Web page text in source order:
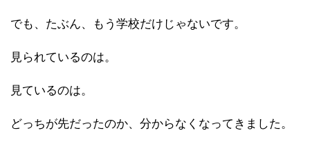
でも、たぶん、もう学校だけじゃないです。
見られているのは。
見ているのは。
どっちが先だったのか、分からなくなってきました。